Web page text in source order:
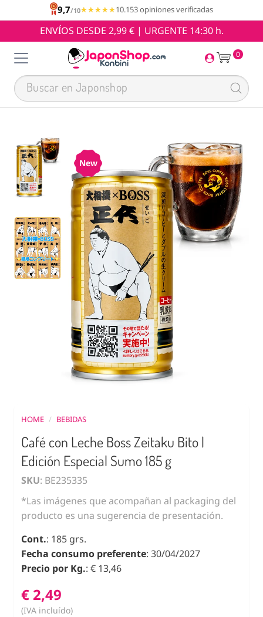
9,7/10★★★★★
★★★★★10.153 opiniones verificadas
ENVÍOS DESDE 2,99 € | URGENTE 14:30 h.
0
New
HOME / BEBIDAS
Café con Leche Boss Zeitaku Bito |
Edición Especial Sumo 185 g
SKU: BE235335
*Las imágenes que acompañan al packaging del
producto es una sugerencia de presentación.
Cont.: 185 grs.
Fecha consumo preferente: 30/04/2027
Precio por Kg.: € 13,46
€ 2,49
(IVA incluído)